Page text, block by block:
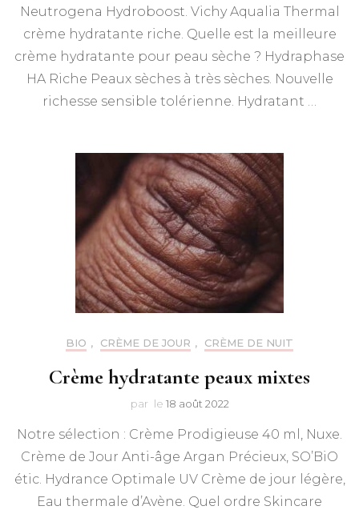
Neutrogena Hydroboost. Vichy Aqualia Thermal
crème hydratante riche. Quelle est la meilleure
crème hydratante pour peau sèche ? Hydraphase
HA Riche Peaux sèches à très sèches. Nouvelle
richesse sensible tolérienne. Hydratant …
BIO , CRÈME DE JOUR , CRÈME DE NUIT
Crème hydratante peaux mixtes
par le 18 août 2022
Notre sélection : Crème Prodigieuse 40 ml, Nuxe.
Crème de Jour Anti-âge Argan Précieux, SO’BiO
étic. Hydrance Optimale UV Crème de jour légère,
Eau thermale d’Avène. Quel ordre Skincare